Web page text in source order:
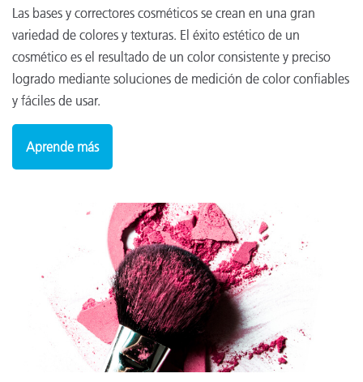
Las bases y correctores cosméticos se crean en una gran
variedad de colores y texturas. El éxito estético de un
cosmético es el resultado de un color consistente y preciso
logrado mediante soluciones de medición de color confiables
y fáciles de usar.
Aprende más